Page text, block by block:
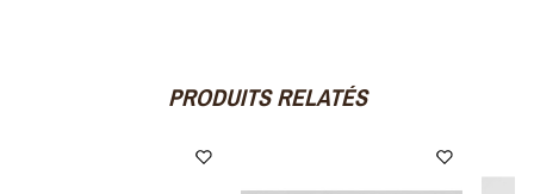
PRODUITS RELATÉS